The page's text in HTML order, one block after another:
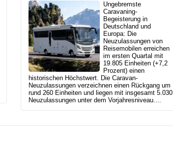
Ungebremste
Caravaning-
Begeisterung in
Deutschland und
Europa: Die
Neuzulassungen von
Reisemobilen erreichen
im ersten Quartal mit
19.805 Einheiten (+7,2
Prozent) einen
historischen Höchstwert. Die Caravan-
Neuzulassungen verzeichnen einen Rückgang um
rund 260 Einheiten und liegen mit insgesamt 5.030
Neuzulassungen unter dem Vorjahresniveau....